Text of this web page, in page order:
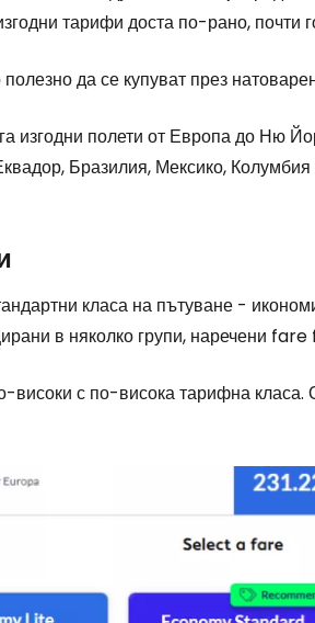
тарифи доста по-рано, почти
да се купуват през
изгодни полети от Европа до Ню
Бразилия, Мексико, Колумбия
класа на пътуване -
в няколко групи, наречени fare
високи с по-висока тарифна класа.